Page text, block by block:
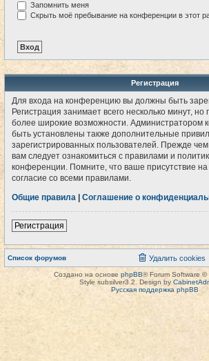
Запомнить меня
Скрыть моё пребывание на конференции в этот
Регистрация
Для входа на конференцию вы должны быть
Регистрация занимает всего несколько минут,
более широкие возможности. Администратором
быть установлены также дополнительные
зарегистрированных пользователей. Прежде чем
вам следует ознакомиться с правилами и
конференции. Помните, что ваше присутствие
согласие со всеми правилами.
Общие правила
Соглашение о
Регистрация
Список форумов Удалить cookies
Создано на основе phpBB® Forum Software ©
Style subsilver3.2. Design by
Русская поддержка phpBB